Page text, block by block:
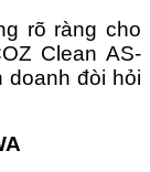
rõ ràng cho
Clean AS-
doanh đòi hỏi